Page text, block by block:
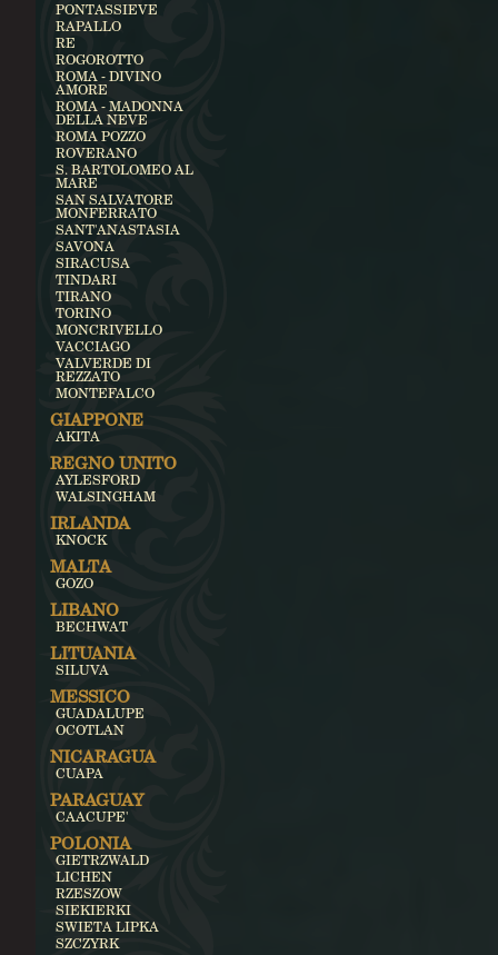
PONTASSIEVE
RAPALLO
RE
ROGOROTTO
ROMA - DIVINO
AMORE
ROMA - MADONNA
DELLA NEVE
ROMA POZZO
ROVERANO
S. BARTOLOMEO AL
MARE
SAN SALVATORE
MONFERRATO
SANT'ANASTASIA
SAVONA
SIRACUSA
TINDARI
TIRANO
TORINO
MONCRIVELLO
VACCIAGO
VALVERDE DI
REZZATO
MONTEFALCO
GIAPPONE
AKITA
REGNO UNITO
AYLESFORD
WALSINGHAM
IRLANDA
KNOCK
MALTA
GOZO
LIBANO
BECHWAT
LITUANIA
SILUVA
MESSICO
GUADALUPE
OCOTLAN
NICARAGUA
CUAPA
PARAGUAY
CAACUPE'
POLONIA
GIETRZWALD
LICHEN
RZESZOW
SIEKIERKI
SWIETA LIPKA
SZCZYRK